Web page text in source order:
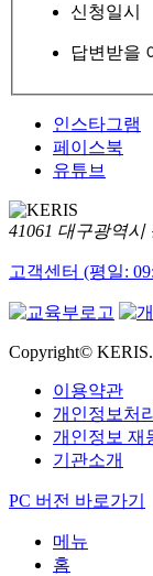
신청일시
답변받을
인스타그램
페이스북
유튜브
41061 대구광역시
고객센터 (평일:
Copyright©
이용약관
개인정보처
개인정보 재
기관소개
PC 버전 바로가기
메뉴
홈